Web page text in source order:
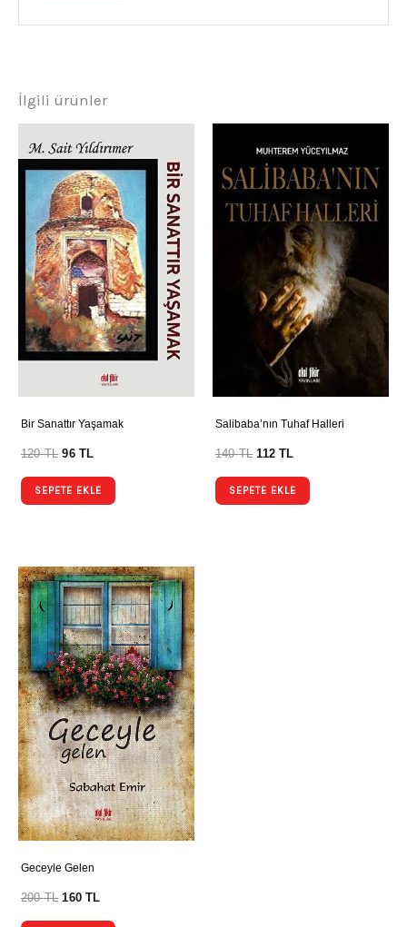
İlgili ürünler
Bir Sanattır Yaşamak
120TL 96TL
SEPETE EKLE
Salibaba’nın Tuhaf Halleri
140TL 112TL
SEPETE EKLE
Geceyle Gelen
200TL 160TL